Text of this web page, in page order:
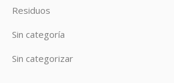
Residuos
Sin categoría
Sin categorizar